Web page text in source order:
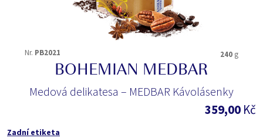
Nr. PB2021 240 g
BOHEMIAN MEDBAR
Medová delikatesa – MEDBAR Kávolásenky
359,00 Kč
Zadní etiketa